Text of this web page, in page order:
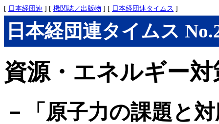
[ 日本経団連 ] [ 機関誌／出版物 ] [ 日本経団連タイムス ]
日本経団連タイムス
資源・エネルギー
－「原子力の課題と